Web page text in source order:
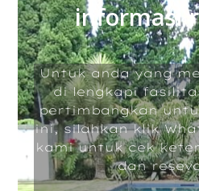
informasi
Untuk anda yang
di lengkapi
pertimbangkan
ini, silahkan klik
kami untuk cek
dan